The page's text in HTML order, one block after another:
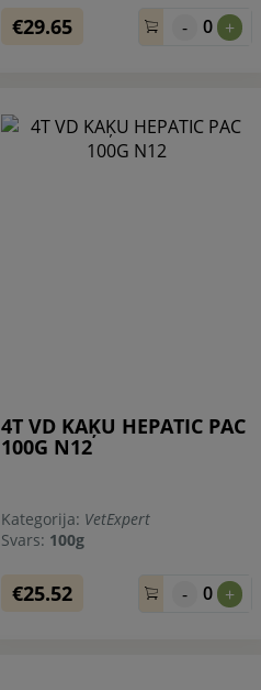
€29.65 - 0 +
4T VD KAĶU HEPATIC PAC
100G N12
Kategorija: VetExpert
Svars: 100g
€25.52 - 0 +